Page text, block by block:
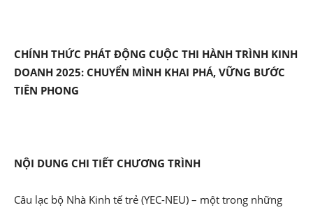
CHÍNH THỨC PHÁT ĐỘNG CUỘC THI HÀNH TRÌNH KINH
DOANH 2025: CHUYỂN MÌNH KHAI PHÁ, VỮNG BƯỚC
TIÊN PHONG
NỘI DUNG CHI TIẾT CHƯƠNG TRÌNH
Câu lạc bộ Nhà Kinh tế trẻ (YEC-NEU) – một trong những